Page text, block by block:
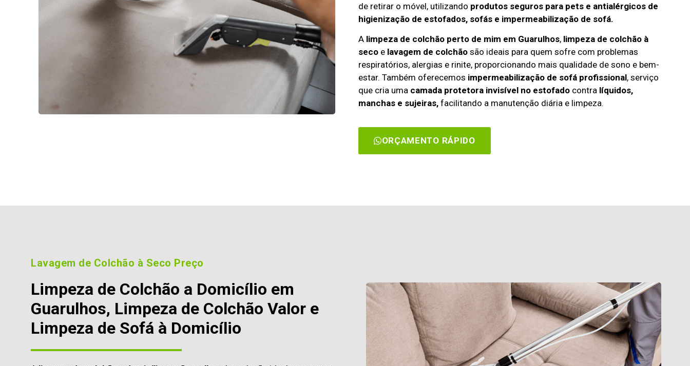
de retirar o móvel, utilizando produtos seguros para pets e antialérgicos de
higienização de estofados, sofás e impermeabilização de sofá.
A limpeza de colchão perto de mim em Guarulhos, limpeza de colchão à
secoe lavagem de colchãosão ideais para quem sofre com problemas
respiratórios, alergias e rinite, proporcionando mais qualidade de sono e bem-
estar. Também oferecemos impermeabilização de sofá profissional, serviço
que cria uma camada protetora invisível no estofadocontra líquidos,
manchas e sujeiras,facilitando a manutenção diária e limpeza.
ORÇAMENTO RÁPIDO
Lavagem de Colchão à Seco Preço
Limpeza de Colchão a Domicílio em
Guarulhos, Limpeza de Colchão Valor e
Limpeza de Sofá à Domicílio